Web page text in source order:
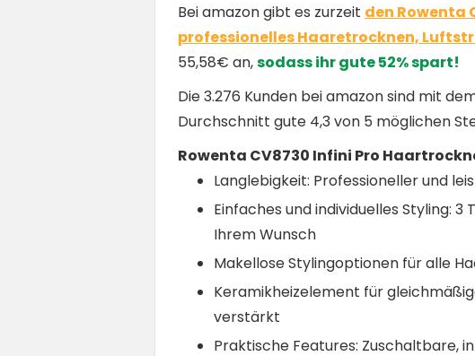
Bei amazon gibt es zurzeit den Rowenta
professionelles Haaretrocknen,
55,58€ an,sodass ihr gute 52% spart!
Die 3.276 Kunden bei amazon sind mit
Durchschnitt gute 4,3 von 5 möglichen
Rowenta CV8730 Infini Pro
Langlebigkeit: Professioneller und
Einfaches und individuelles Styling:
Ihrem Wunsch
Makellose Stylingoptionen für alle
Keramikheizelement für
verstärkt
Praktische Features: Zuschaltbare,